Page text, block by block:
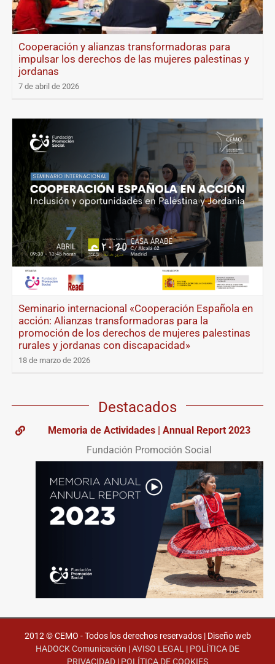
Cooperación y alianzas transformadoras para
impulsar los derechos de las mujeres palestinas y
jordanas
7 de abril de 2026
Seminario internacional «Cooperación Española en
acción: Alianzas transformadoras para la
promoción de los derechos de mujeres palestinas
rurales y jordanas con discapacidad»
18 de marzo de 2026
Destacados
Memoria de Actividades | Annual Report 2023
Fundación Promoción Social
2012 © CEMO - Todos los derechos reservados | Diseño web
HADOCK Comunicación |AVISO LEGAL | POLÍTICA DE
PRIVACIDAD | POLÍTICA DE COOKIES